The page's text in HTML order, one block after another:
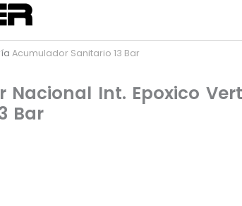
Acumulador Sanitario 13 Bar
Nacional Int. Epoxico
Bar